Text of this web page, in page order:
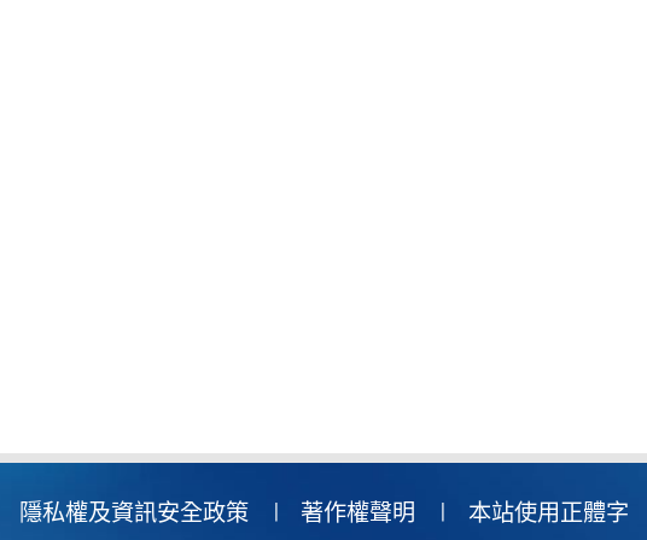
隱私權及資訊安全政策 著作權聲明 本站使用正體字